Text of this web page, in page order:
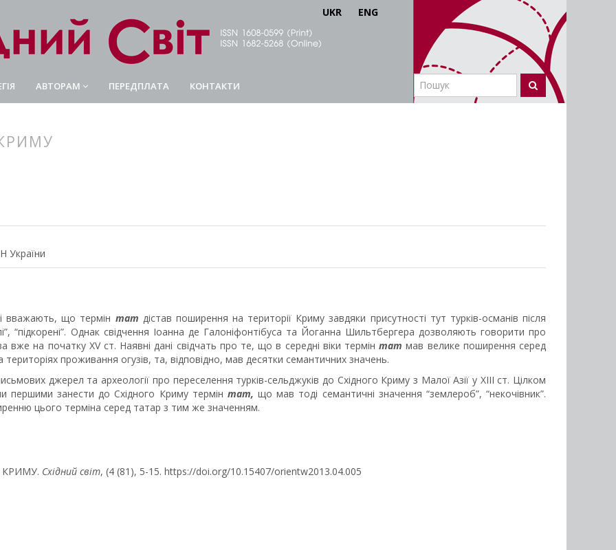
UKR ENG
АВТОРАМ ПЕРЕДПЛАТА КОНТАКТИ
України
вважають, що термін тат дістав поширення на території Криму завдяки присутності тут турків-османів після
“підкорені”. Однак свідчення Іоанна де Галоніфонтібуса та Йоганна Шильтбергера дозволяють говорити про
вже на початку XV ст. Наявні дані свідчать про те, що в середні віки термінтат мав велике поширення серед
проживання огузів, та, відповідно, мав десятки семантичних значень.
джерел та археології про переселення турків-сельджуків до Східного Криму з Малої Азії у XIII ст. Цілком
першими занести до Східного Криму термін тат,що мав тоді семантичні значення “землероб”, “некочівник”.
цього терміна серед татар з тим же значенням.
КРИМУ. Східний світ, (4 (81), 5-15. https://doi.org/10.15407/orientw2013.04.005